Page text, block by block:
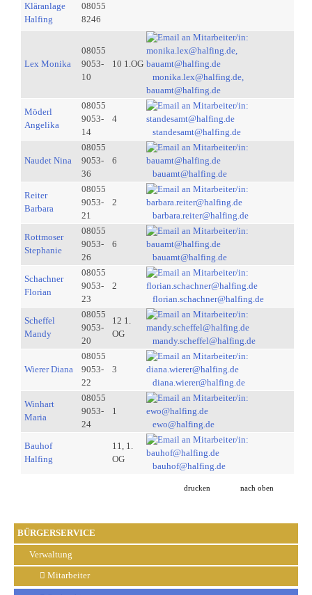
BÜRGERSERVICE
Verwaltung
Mitarbeiter
Kläranlage
Halfing
08055
8246
Lex Monika
08055
9053-
10
10 1.OG
monika.lex@halfing.de,
bauamt@halfing.de
Möderl
Angelika
08055
9053-
14
4
standesamt@halfing.de
Naudet Nina
08055
9053-
36
6
bauamt@halfing.de
Reiter
Barbara
08055
9053-
21
2
barbara.reiter@halfing.de
Rottmoser
Stephanie
08055
9053-
26
6
bauamt@halfing.de
Schachner
Florian
08055
9053-
23
2
florian.schachner@halfing.de
Scheffel
Mandy
08055
9053-
20
12 1.
OG
mandy.scheffel@halfing.de
Wierer Diana
08055
9053-
22
3
diana.wierer@halfing.de
Winhart
Maria
08055
9053-
24
1
ewo@halfing.de
Bauhof
Halfing
11, 1.
OG
bauhof@halfing.de
drucken nach oben